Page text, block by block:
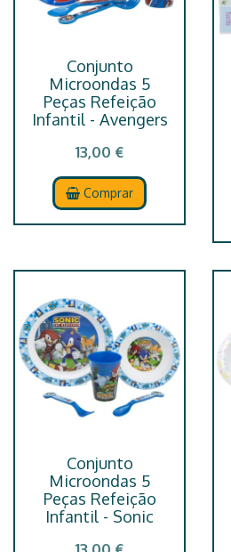
Conjunto
Microondas 5
Peças Refeição
Infantil - Avengers
13,00 €
Comprar
Conjunto
Microondas 5
Peças Refeição
Infantil - Sonic